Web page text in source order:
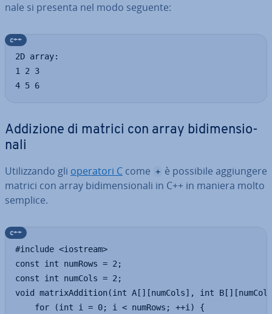
na­le si presenta nel modo seguente:
2D array:
1 2 3
4 5 6
c++
Addizione di matrici con array bi­di­men­sio­
na­li
Uti­liz­zan­do gli operatori C come + è possibile ag­giun­ge­re
matrici con array bi­di­men­sio­na­li in C++ in maniera molto
semplice.
#include <iostream>
const int numRows = 2;
const int numCols = 2;
void matrixAddition(int A[][numCols], int
    for (int i = 0; i < numRows; ++i) {
c++